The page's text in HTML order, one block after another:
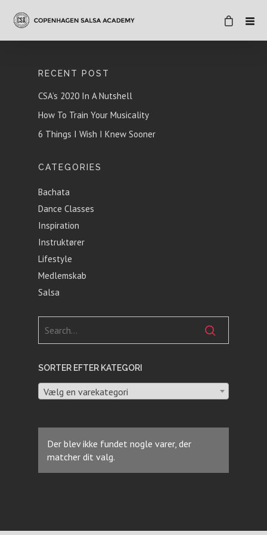
RECENT POST
CSA’s 2020 In A Nutshell
How To Train Your Musicality
6 Things I Wish I Knew Sooner
CATEGORIES
Bachata
Dance Classes
Inspiration
Instruktører
Lifestyle
Medlemskab
Salsa
SORTER EFTER KATEGORI
Vælg en varekategori
Der blev ikke fundet nogle varer, der
matcher dit valg.